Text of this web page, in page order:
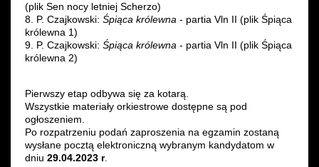
(plik Sen nocy letniej Scherzo)
8. P. Czajkowski: Śpiąca królewna - partia Vln II (plik Śpiąca
królewna 1)
9. P. Czajkowski: Śpiąca królewna - partia Vln II (plik Śpiąca
królewna 2)
Pierwszy etap odbywa się za kotarą.
Wszystkie materiały orkiestrowe dostępne są pod
ogłoszeniem.
Po rozpatrzeniu podań zaproszenia na egzamin zostaną
wysłane pocztą elektroniczną wybranym kandydatom w
dniu 29.04.2023 r.